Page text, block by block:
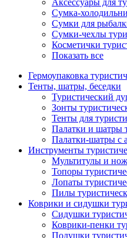
Аксессуары для
Сумка-
Сумки для
Сумки-чехлы
Косметички
Показать все
Гермоупаковка
Тенты, шатры, беседки
Туристический
Зонты
Тенты для
Палатки и шатры
Палатки-шатры с
Инструменты
Мультитулы и
Топоры
Лопаты
Пилы
Коврики и сидушки
Сидушки
Коврики-пенки
Подушки